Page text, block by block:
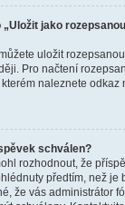
jako
uložit
Pro načtení
kterém naleznete
schválen?
rozhodnout, že
předtím, než je
že vás administrátor